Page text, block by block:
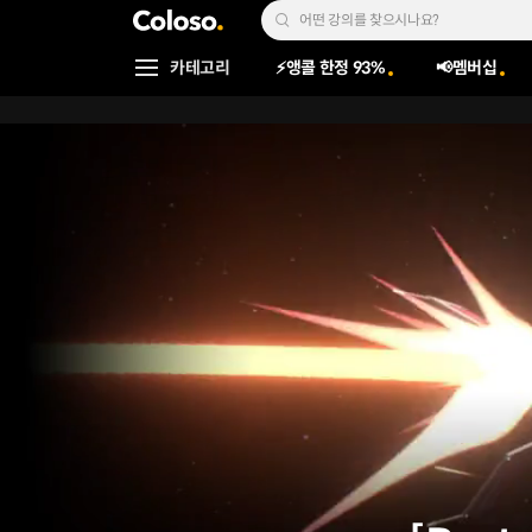
콜로소
Search Input
Coloso Menu
카테고리 ⚡앵콜 한정 93% 📢멤버십